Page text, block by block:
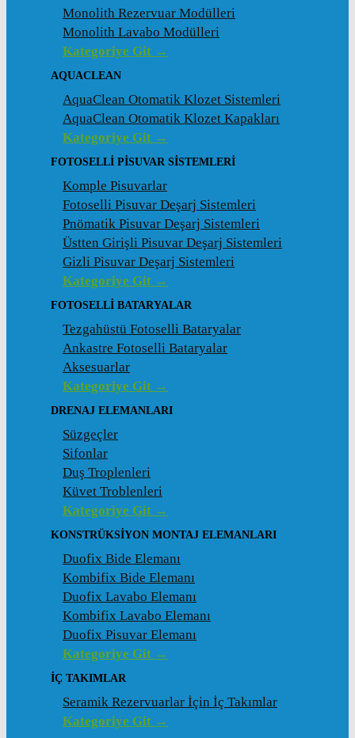
Monolith Rezervuar Modülleri
Monolith Lavabo Modülleri
Kategoriye Git →
AQUACLEAN
AquaClean Otomatik Klozet Sistemleri
AquaClean Otomatik Klozet Kapakları
Kategoriye Git →
FOTOSELLI PISUVAR SISTEMLERI
Komple Pisuvarlar
Fotoselli Pisuvar Deşarj Sistemleri
Pnömatik Pisuvar Deşarj Sistemleri
Üstten Girişli Pisuvar Deşarj Sistemleri
Gizli Pisuvar Deşarj Sistemleri
Kategoriye Git →
FOTOSELLI BATARYALAR
Tezgahüstü Fotoselli Bataryalar
Ankastre Fotoselli Bataryalar
Aksesuarlar
Kategoriye Git →
DRENAJ ELEMANLARI
Süzgeçler
Sifonlar
Duş Troplenleri
Küvet Troblenleri
Kategoriye Git →
KONSTRÜKSIYON MONTAJ ELEMANLARI
Duofix Bide Elemanı
Kombifix Bide Elemanı
Duofix Lavabo Elemanı
Kombifix Lavabo Elemanı
Duofix Pisuvar Elemanı
Kategoriye Git →
İÇ TAKIMLAR
Seramik Rezervuarlar İçin İç Takımlar
Kategoriye Git →